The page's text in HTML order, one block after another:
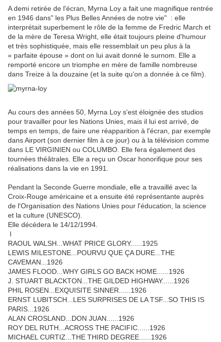
A demi retirée de l'écran, Myrna Loy a fait une magnifique rentrée
en 1946 dans" les Plus Belles Années de notre vie" : elle
interprétait superbement le rôle de la femme de Fredric March et
de la mère de Teresa Wright, elle était toujours pleine d'humour
et très sophistiquée, mais elle ressemblait un peu plus à la
« parfaite épouse » dont on lui avait donné le surnom. Elle a
remporté encore un triomphe en mère de famille nombreuse
dans Treize à la douzaine (et la suite qu'on a donnée à ce film).
Au cours des années 50, Myrna Loy s'est éloignée des studios
pour travailler pour les Nations Unies, mais il lui est arrivé, de
temps en temps, de faire une réapparition à l'écran, par exemple
dans Airport (son dernier film à ce jour) ou à la télévision comme
dans LE VIRGINIEN ou COLUMBO. Elle fera également des
tournées théâtrales. Elle a reçu un Oscar honorifique pour ses
réalisations dans la vie en 1991.
Pendant la Seconde Guerre mondiale, elle a travaillé avec la
Croix-Rouge américaine et a ensuite été représentante auprès
de l'Organisation des Nations Unies pour l'éducation, la science
et la culture (UNESCO).
Elle décédera le 14/12/1994.
l
RAOUL WALSH...WHAT PRICE GLORY......1925
LEWIS MILESTONE...POURVU QUE ÇA DURE...THE
CAVEMAN...1926
JAMES FLOOD...WHY GIRLS GO BACK HOME......1926
J. STUART BLACKTON...THE GILDED HIGHWAY......1926
PHIL ROSEN...EXQUISITE SINNER......1926
ERNST LUBITSCH...LES SURPRISES DE LA TSF...SO THIS IS
PARIS...1926
ALAN CROSLAND...DON JUAN......1926
ROY DEL RUTH...ACROSS THE PACIFIC......1926
MICHAEL CURTIZ...THE THIRD DEGREE......1926